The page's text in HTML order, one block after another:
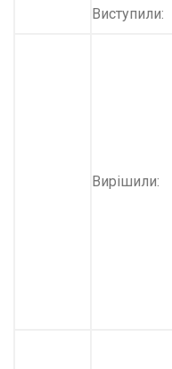
Виступили:
Вирішили: